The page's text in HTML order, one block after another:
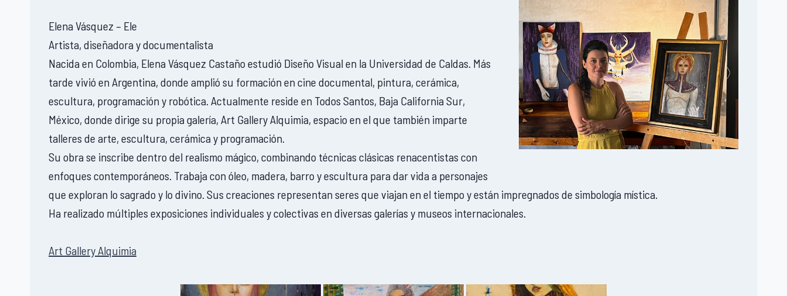
Elena Vásquez – Ele
Artista, diseñadora y documentalista
Nacida en Colombia, Elena Vásquez Castaño estudió Diseño Visual en la Universidad de Caldas. Más
tarde vivió en Argentina, donde amplió su formación en cine documental, pintura, cerámica,
escultura, programación y robótica. Actualmente reside en Todos Santos, Baja California Sur,
México, donde dirige su propia galería, Art Gallery Alquimia, espacio en el que también imparte
talleres de arte, escultura, cerámica y programación.
Su obra se inscribe dentro del realismo mágico, combinando técnicas clásicas renacentistas con
enfoques contemporáneos. Trabaja con óleo, madera, barro y escultura para dar vida a personajes
que exploran lo sagrado y lo divino. Sus creaciones representan seres que viajan en el tiempo y están impregnados de simbología mística.
Ha realizado múltiples exposiciones individuales y colectivas en diversas galerías y museos internacionales.
Art Gallery Alquimia